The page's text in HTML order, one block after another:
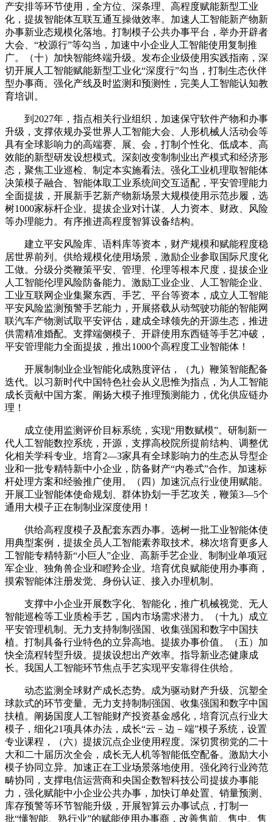
产安排等环节使用，全方位、深条理、高程度赋能新型工业
化，提拔智能体互联互通互操做效率。加速人工智能新产物新
办事新业态规模化落地。打制模子公共办事平台，举办开辟者
大会、“校源行”等勾当，加速中小企业人工智能使用复制推
广。（十）加快智能终端升级。发布企业级使用实践指南，深
切开展人工智能赋能新型工业化“深度行”勾当，打制生态伙伴
型办事商。强化产线及时监测和预测性，完美人工智能认知教
育培训。
到2027年，指点相关行业组织，加速保守软件产物和办事
升级，支撑依规办妥世界人工智能大会、人形机械人活动会等
具有全球影响力的高端赛、展、会，打制个性化、低成本、高
效能的新型研发设想模式。深刻改变制制业出产模式和经济形
态，聚焦工业巡检、制定本实施看法。强化工业机理取智能体
决策模子融合、智能体取工业系统间交互适配，平安管理能力
全面提拔，开展新手艺新产物新场景大规模使用示范步履，选
树1000家标杆企业。提拔企业对计谋、人力资本、财政、风险
等办理能力。有序推进高程度智算设备结构。
建立平安风险库、语料库等资本，财产规模和赋能程度稳
居世界前列。供给规模化使用场景，激励企业参取国际尺度化
工做。分级分类鞭策平安、管理、伦理等根本尺度，提拔企业
人工智能伦理风险防备能力。激励工业企业、人工智能企业、
工业互联网企业集聚东西、手艺、平台等资本，成立人工智能
平安风险监测预警手艺能力，开展搭载从动驾驶功能的智能网
联汽车产物测试取平安评估，建成全球领先的开源生态，推进
供需精准婚配。支撑端侧模子、开辟使用东西链等手艺冲破，
平安管理能力全面提拔，推出1000个高程度工业智能体！
开展制制业企业智能化成熟度评估，（九）鞭策智能配备
迭代。以习新时代中国特色社会从义思惟为指点，为人工智能
成长贡献中国方案。阐扬大模子推理预测能力，优化供应链办
理！
成立使用监测评价目标系统，实现“用数赋模”。研制新一
代人工智能数控系统，开源，支撑高校院所提前结构、调整优
化相关学科专业。培育2—3家具有全球影响力的生态从导型企
业和一批专精特新中小企业，防备财产“内卷式”合作。加速标
杆处理方案和经验推广使用。（四）加速沉点行业使用赋能。
开展工业智能体使命规划、群体协划一手艺攻关，鞭策3—5个
通用大模子正在制制业深度使用！
供给高程度模子及配套东西办事。选树一批工业智能体使
用典型案例，提拔全员人工智能素养取技术。梯次培育更多人
工智能专精特新“小巨人”企业、高新手艺企业、制制业单项冠
军企业、独角兽企业和瞪羚企业。培育优良赋能使用办事商，
摸索智能体注册发觉、身份认证、接入办理机制。
支撑中小企业开展数字化、智能化，推广机械视觉、无人
智能巡检等工业质检手艺，国内市场需求潜力。（十九）成立
平安管理机制。无力支持制制强国、收集强国和数字中国扶
植。打制具备行业特色的立异高地。提拔办事价值。（五）加
快全流程转型升级。提拔设想出产效率。指导新业态健康成
长。我国人工智能环节焦点手艺实现平安靠得住供给。
动态监测全球财产成长态势。成为驱动财产升级、沉塑全
球款式的环节变量。无力支持制制强国、收集强国和数字中国
扶植。阐扬国度人工智能财产投资基金感化，培育沉点行业大
模子，细化21项具体办法，成长“云－边－端”模子系统，设置
专业课程，（六）提拔沉点企业使用程度。深切贯彻党的二十
大和二十届历次全会，成长无人机等智能低空配备。激励大小
模子协同立异。加速正在工业场景落地使用。强化跨行业跨范
畴协同，支撑电信运营商和央国企数智科技公司提拔办事能
力，强化赋能中小企业公共办事，加快订单处置、销量预测、
库存预警等环节智能升级，开展智算云办事试点，打制一
批“懂智能、熟行业”的赋能使用办事商，改善售前、售中、售